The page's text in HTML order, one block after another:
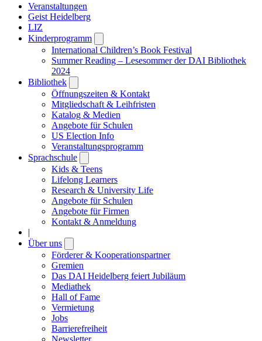
Veranstaltungen
Geist Heidelberg
LIZ
Kinderprogramm
submenu
International Children’s Book Festival
Summer Reading – Lesesommer der DAI Bibliothek
2024
Bibliothek
submenu
Öffnungszeiten & Kontakt
Mitgliedschaft & Leihfristen
Katalog & Medien
Angebote für Schulen
US Election Info
Veranstaltungsprogramm
Sprachschule
submenu
Kids & Teens
Lifelong Learners
Research & University Life
Angebote für Schulen
Angebote für Firmen
Kontakt & Anmeldung
|
Über uns
submenu
Förderer & Kooperationspartner
Gremien
Das DAI Heidelberg feiert Jubiläum
Mediathek
Hall of Fame
Vermietung
Jobs
Barrierefreiheit
Newsletter